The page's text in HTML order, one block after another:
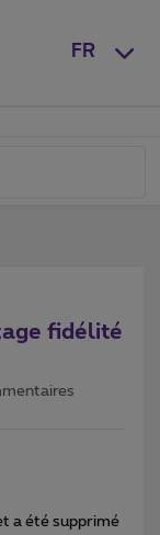
FR
fidélité
a été supprimé